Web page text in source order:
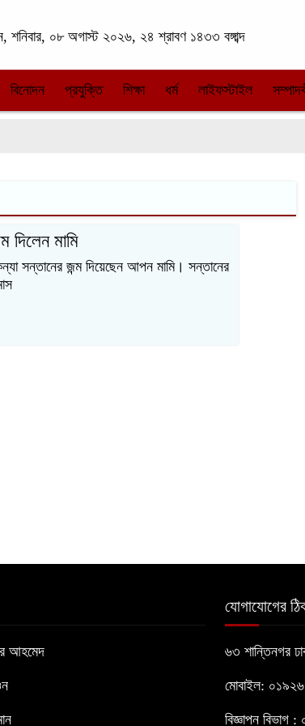
শনিবার, ০৮ অগাস্ট ২০২৬, ২৪ শ্রাবণ ১৪৩৩ বঙ্গাব্দ
বিনোদন প্রযুক্তি শিক্ষা ধর্ম লাইফস্টাইল
দিলেন মামি
সন্তানের জন্ম দিয়েছেন আপন মামি। সন্তানের
আহমেদ
যোগাযোগের
৬৩ শান্তিনগর
মোবাইল:
বিজ্ঞাপন